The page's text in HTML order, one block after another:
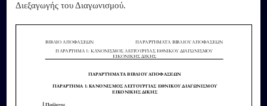
Διεξαγωγής του Διαγωνισμού.